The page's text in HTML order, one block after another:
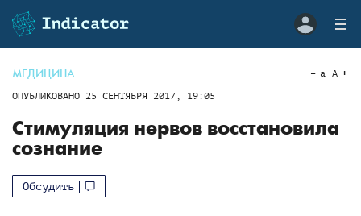
МЕДИЦИНА
ОПУБЛИКОВАНО 25 СЕНТЯБРЯ 2017, 19:05
a A
Стимуляция нервов восстановила
сознание
Обсудить